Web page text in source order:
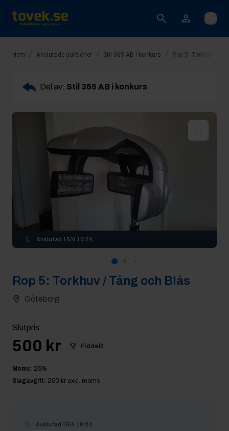
Öppna
Hem / Avslutade auktioner / Stil 365 AB i konkurs / Rop 5: Torkhuv /
Del av: Stil 365 AB i konkurs
Avslutad 15/4 10:24
Rop 5: Torkhuv / Tång och Blås
Göteborg
Slutpris:
500 kr FiddeB
Moms: 25%
Slagavgift: 250 kr exkl. moms
Avslutad 15/4 10:24